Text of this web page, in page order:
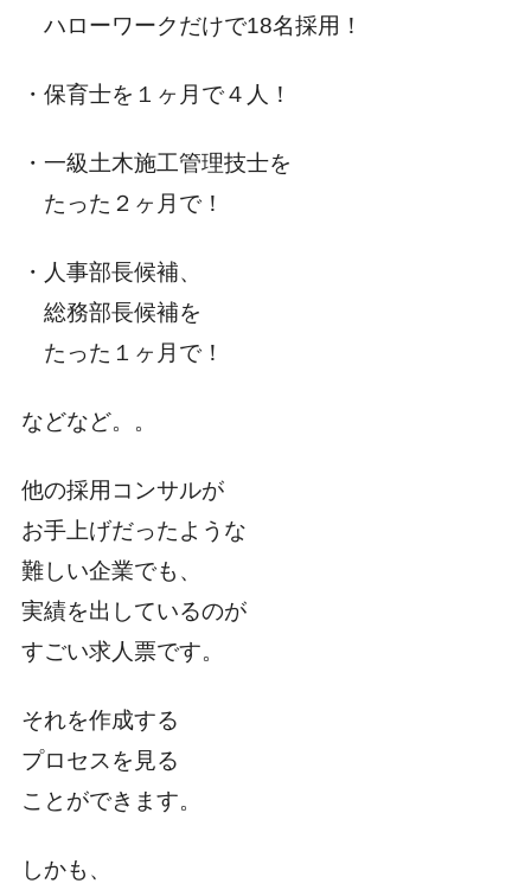
ハローワークだけで18名採用！
・保育士を１ヶ月で４人！
・一級土木施工管理技士を
たった２ヶ月で！
・人事部長候補、
総務部長候補を
たった１ヶ月で！
などなど。。
他の採用コンサルが
お手上げだったような
難しい企業でも、
実績を出しているのが
すごい求人票です。
それを作成する
プロセスを見る
ことができます。
しかも、